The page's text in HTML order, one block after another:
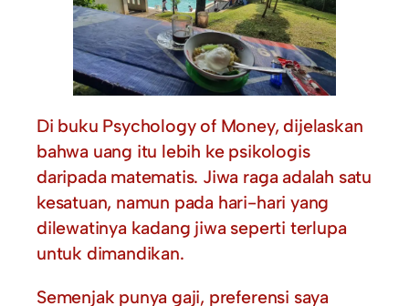
Di buku Psychology of Money, dijelaskan
bahwa uang itu lebih ke psikologis
daripada matematis. Jiwa raga adalah satu
kesatuan, namun pada hari-hari yang
dilewatinya kadang jiwa seperti terlupa
untuk dimandikan.
Semenjak punya gaji, preferensi saya